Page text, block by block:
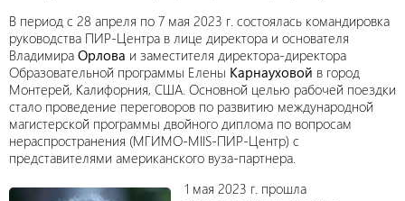
В период с 28 апреля по 7 мая 2023 г. состоялась командировка
руководства ПИР-Центра в лице директора и основателя
Владимира Орлова и заместителя директора-директора
Образовательной программы Елены Карнауховой в город
Монтерей, Калифорния, США. Основной целью рабочей поездки
стало проведение переговоров по развитию международной
магистерской программы двойного диплома по вопросам
нераспространения (МГИМО-MIIS-ПИР-Центр) с
представителями американского вуза-партнера.
1 мая 2023 г. прошла